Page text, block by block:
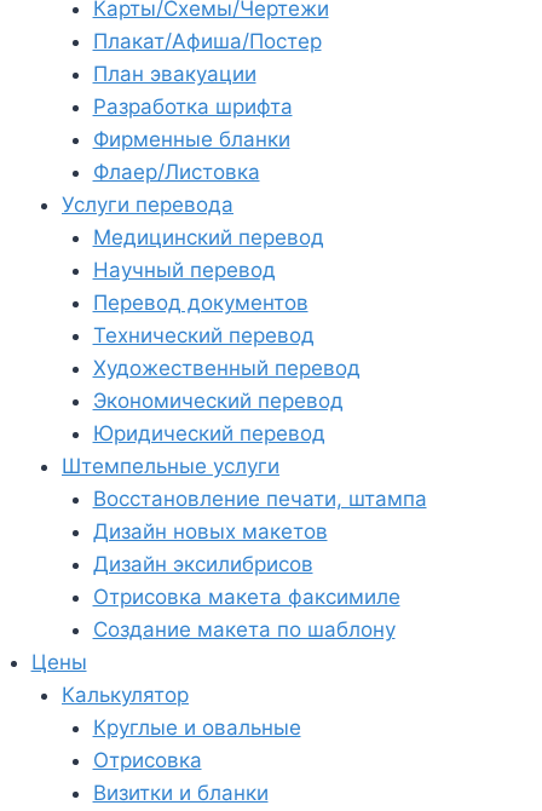
Карты/Схемы/Чертежи
Плакат/Афиша/Постер
План эвакуации
Разработка шрифта
Фирменные бланки
Флаер/Листовка
Услуги перевода
Медицинский перевод
Научный перевод
Перевод документов
Технический перевод
Художественный перевод
Экономический перевод
Юридический перевод
Штемпельные услуги
Восстановление печати, штампа
Дизайн новых макетов
Дизайн эксилибрисов
Отрисовка макета факсимиле
Создание макета по шаблону
Цены
Калькулятор
Круглые и овальные
Отрисовка
Визитки и бланки